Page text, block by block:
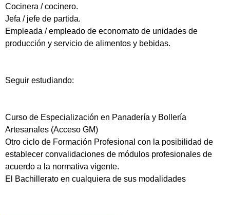
Cocinera / cocinero.
Jefa / jefe de partida.
Empleada / empleado de economato de unidades de
producción y servicio de alimentos y bebidas.
Seguir estudiando:
Curso de Especialización en Panadería y Bollería
Artesanales (Acceso GM)
Otro ciclo de Formación Profesional con la posibilidad de
establecer convalidaciones de módulos profesionales de
acuerdo a la normativa vigente.
El Bachillerato en cualquiera de sus modalidades